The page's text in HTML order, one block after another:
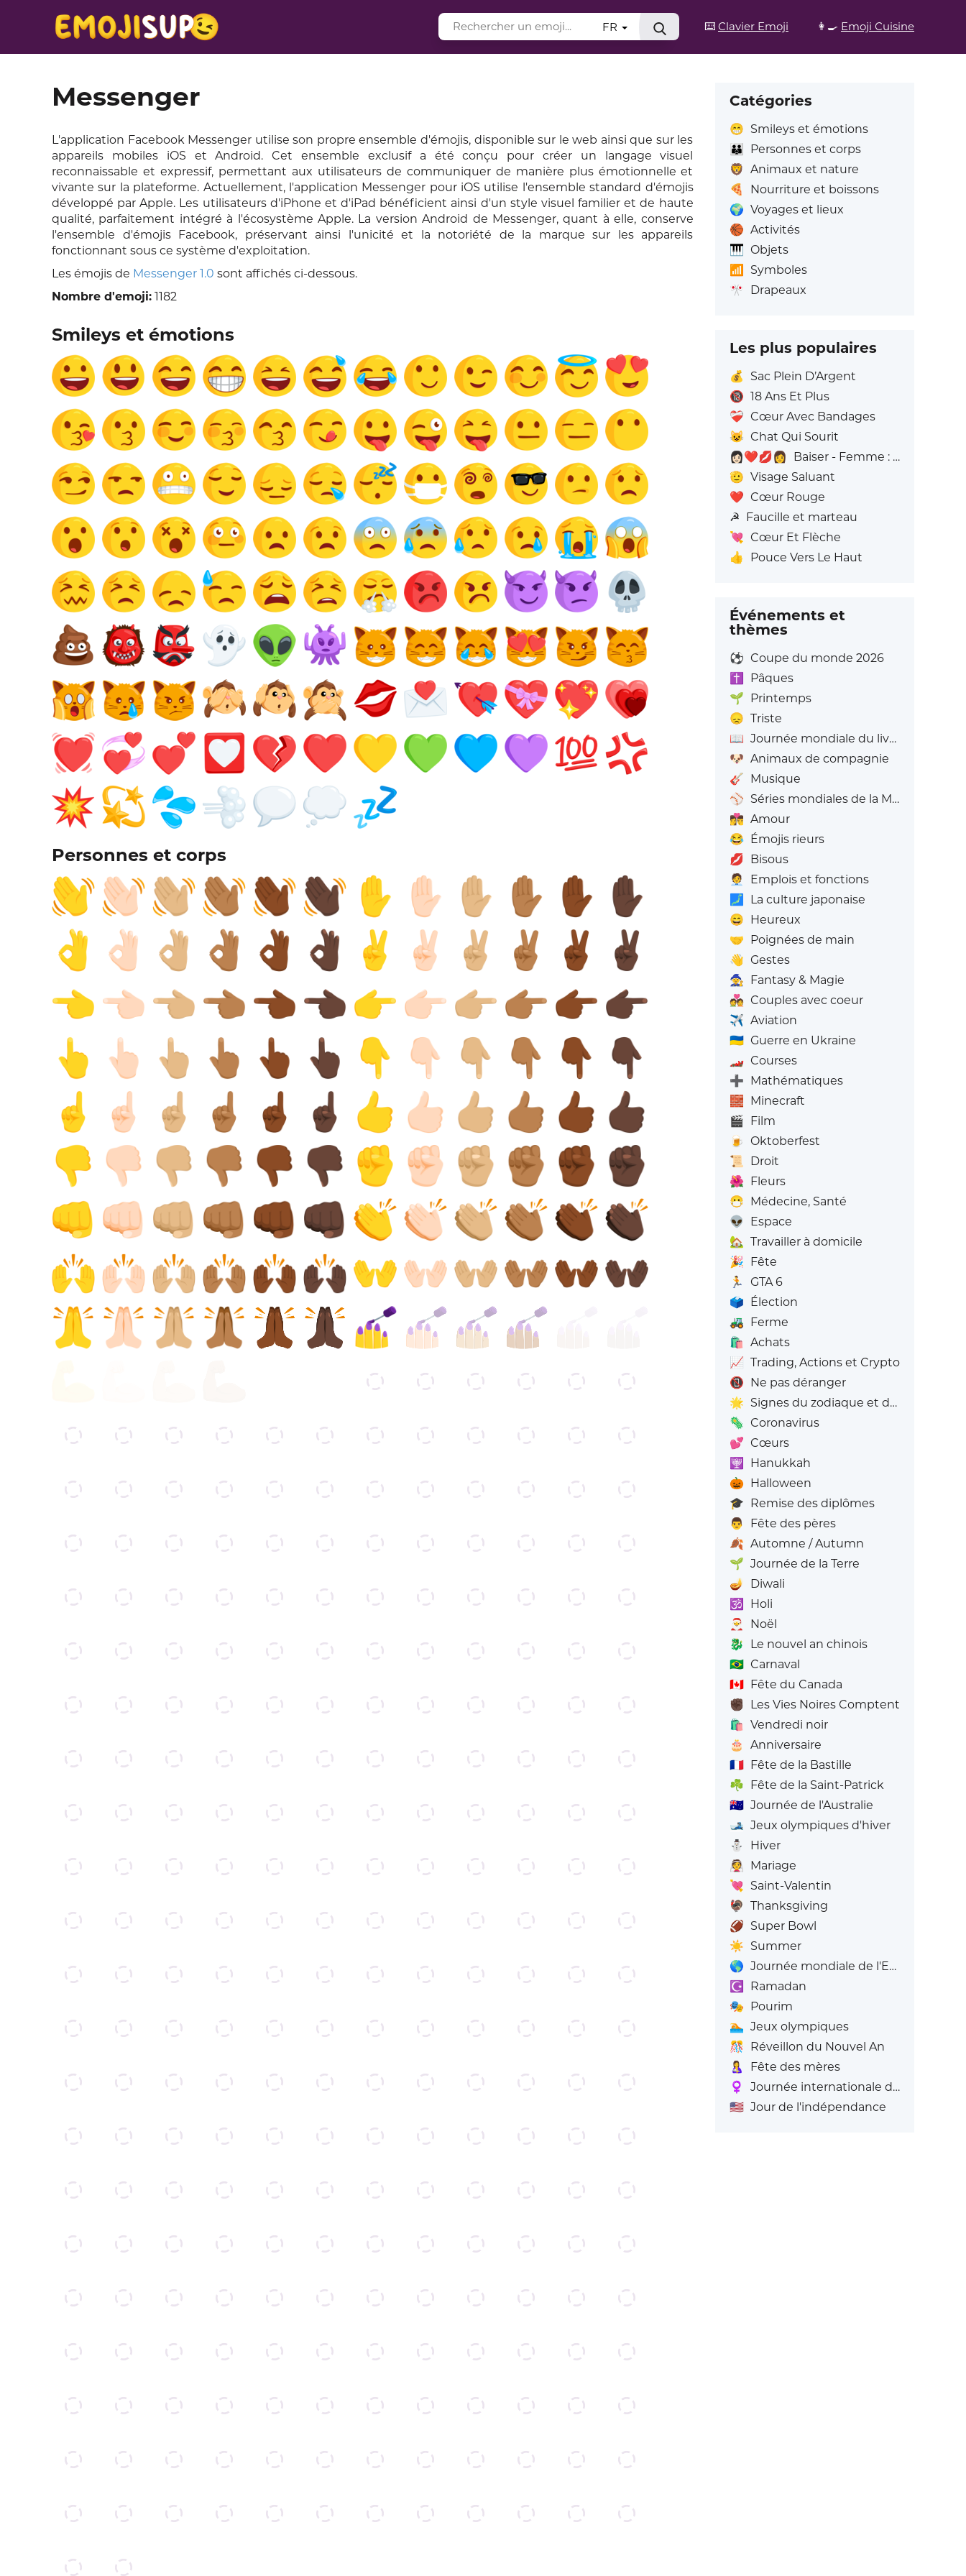
⌨️ Clavier Emoji 👩‍🍳 Emoji Cuisine
FR
Messenger
L'application Facebook Messenger utilise son propre ensemble d'émojis, disponible sur le web ainsi que sur les
appareils mobiles iOS et Android. Cet ensemble exclusif a été conçu pour créer un langage visuel
reconnaissable et expressif, permettant aux utilisateurs de communiquer de manière plus émotionnelle et
vivante sur la plateforme. Actuellement, l'application Messenger pour iOS utilise l'ensemble standard d'émojis
développé par Apple. Les utilisateurs d'iPhone et d'iPad bénéficient ainsi d'un style visuel familier et de haute
qualité, parfaitement intégré à l'écosystème Apple. La version Android de Messenger, quant à elle, conserve
l'ensemble d'émojis Facebook, préservant ainsi l'unicité et la notoriété de la marque sur les appareils
fonctionnant sous ce système d'exploitation.
Les émojis de Messenger 1.0 sont affichés ci-dessous.
Nombre d'emoji: 1182
Smileys et émotions
Personnes et corps
Catégories
😁 Smileys et émotions
👪
Personnes et corps
🦁 Animaux et nature
🍕
Nourriture et boissons
🌍 Voyages et lieux
🏀 Activités
🎹 Objets
📶
Symboles
🎌 Drapeaux
Les plus populaires
💰
Sac Plein D’Argent
🔞 18 Ans Et Plus
❤️‍🩹 Cœur Avec Bandages
😺 Chat Qui Sourit
👩🏻‍❤️‍💋‍👩
Baiser - Femme : Peau claire, Femme: Sans Teint
🫡 Visage Saluant
❤️ Cœur Rouge
☭ Faucille et marteau
💘 Cœur Et Flèche
👍
Pouce Vers Le Haut
Événements et
thèmes
⚽ Coupe du monde 2026
✝️
Pâques
🌱 Printemps
😞 Triste
📖 Journée mondiale du livre
🐶 Animaux de compagnie
🎸 Musique
⚾ Séries mondiales de la MLB
👩‍❤️‍💋‍👨 Amour
😂 Émojis rieurs
💋 Bisous
🧑‍💼
Emplois et fonctions
🗾
La culture japonaise
😄 Heureux
🤝 Poignées de main
👋 Gestes
🧙 Fantasy & Magie
💑 Couples avec coeur
✈️ Aviation
🇺🇦 Guerre en Ukraine
🏎️ Courses
➕ Mathématiques
🧱 Minecraft
🎬 Film
🍺
Oktoberfest
📜
Droit
🌺 Fleurs
😷 Médecine, Santé
👽
Espace
🏡 Travailler à domicile
🎉 Fête
🏃
GTA 6
🗳️ Élection
🚜 Ferme
🛍️ Achats
📈 Trading, Actions et Crypto
📵 Ne pas déranger
🌟 Signes du zodiaque et du zodiaque
🦠 Coronavirus
💕 Cœurs
🕎
Hanukkah
🎃 Halloween
🎓 Remise des diplômes
👨
Fête des pères
🍂 Automne / Autumn
🌱 Journée de la Terre
🪔
Diwali
🕉️
Holi
🎅
Noël
🐉
Le nouvel an chinois
🇧🇷 Carnaval
🇨🇦 Fête du Canada
✊🏿 Les Vies Noires Comptent
🛍️ Vendredi noir
🎂
Anniversaire
🇫🇷 Fête de la Bastille
☘️ Fête de la Saint-Patrick
🇦🇺 Journée de l'Australie
🎿 Jeux olympiques d'hiver
⛄
Hiver
👰 Mariage
💘 Saint-Valentin
🦃 Thanksgiving
🏈 Super Bowl
☀️ Summer
🌎 Journée mondiale de l'Emoji
☪️
Ramadan
🎭 Pourim
🏊 Jeux olympiques
🎊
Réveillon du Nouvel An
🤱
Fête des mères
♀️
Journée internationale de la femme
🇺🇸 Jour de l'indépendance